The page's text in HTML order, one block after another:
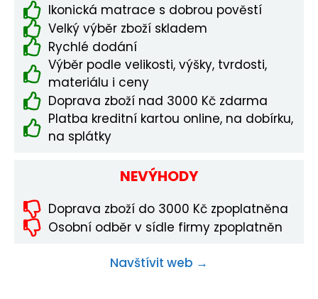
Ikonická matrace s dobrou pověstí
Velký výběr zboží skladem
Rychlé dodání
Výběr podle velikosti, výšky, tvrdosti,
materiálu i ceny
Doprava zboží nad 3000 Kč zdarma
Platba kreditní kartou online, na dobírku,
na splátky
NEVÝHODY
Doprava zboží do 3000 Kč zpoplatněna
Osobní odběr v sídle firmy zpoplatněn
Navštívit web →